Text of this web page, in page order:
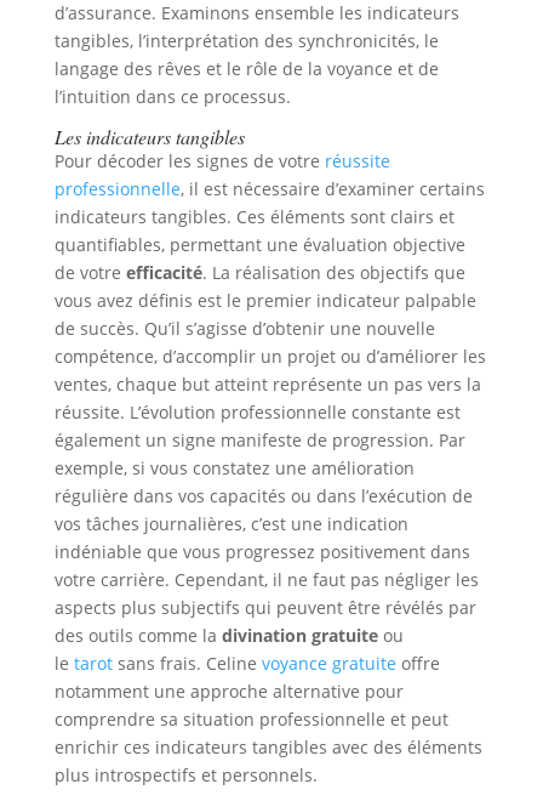
d’assurance. Examinons ensemble les indicateurs
tangibles, l’interprétation des synchronicités, le
langage des rêves et le rôle de la voyance et de
l’intuition dans ce processus.
Les indicateurs tangibles
Pour décoder les signes de votre réussite
professionnelle, il est nécessaire d’examiner certains
indicateurs tangibles. Ces éléments sont clairs et
quantifiables, permettant une évaluation objective
de votre efficacité. La réalisation des objectifs que
vous avez définis est le premier indicateur palpable
de succès. Qu’il s’agisse d’obtenir une nouvelle
compétence, d’accomplir un projet ou d’améliorer les
ventes, chaque but atteint représente un pas vers la
réussite. L’évolution professionnelle constante est
également un signe manifeste de progression. Par
exemple, si vous constatez une amélioration
régulière dans vos capacités ou dans l’exécution de
vos tâches journalières, c’est une indication
indéniable que vous progressez positivement dans
votre carrière. Cependant, il ne faut pas négliger les
aspects plus subjectifs qui peuvent être révélés par
des outils comme la divination gratuiteou
le tarotsans frais. Celine voyance gratuite offre
notamment une approche alternative pour
comprendre sa situation professionnelle et peut
enrichir ces indicateurs tangibles avec des éléments
plus introspectifs et personnels.